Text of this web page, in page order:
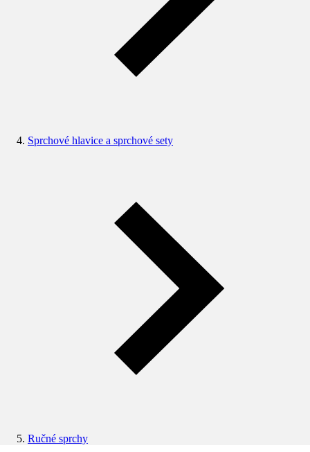
Sprchové hlavice a sprchové sety
Ručné sprchy